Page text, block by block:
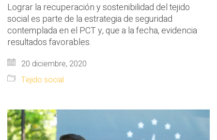
Lograr la recuperación y sostenibilidad del tejido
social es parte de la estrategia de seguridad
contemplada en el PCT y, que a la fecha, evidencia
resultados favorables.
20 diciembre, 2020
Tejido social